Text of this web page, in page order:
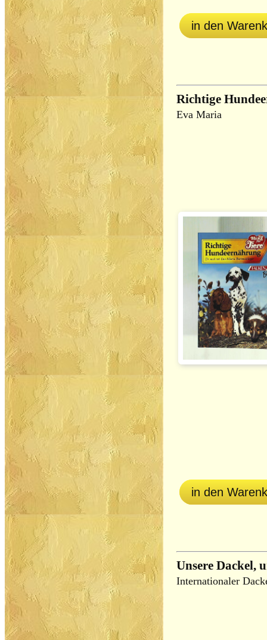
in den
Richtige
Eva Maria
in den
Unsere Dackel,
Internationaler